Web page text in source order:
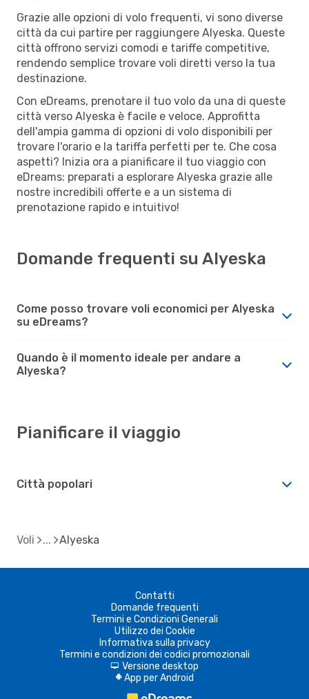
Grazie alle opzioni di volo frequenti, vi sono diverse
città da cui partire per raggiungere Alyeska. Queste
città offrono servizi comodi e tariffe competitive,
rendendo semplice trovare voli diretti verso la tua
destinazione.
Con eDreams, prenotare il tuo volo da una di queste
città verso Alyeska è facile e veloce. Approfitta
dell'ampia gamma di opzioni di volo disponibili per
trovare l'orario e la tariffa perfetti per te. Che cosa
aspetti? Inizia ora a pianificare il tuo viaggio con
eDreams: preparati a esplorare Alyeska grazie alle
nostre incredibili offerte e a un sistema di
prenotazione rapido e intuitivo!
Domande frequenti su Alyeska
Come posso trovare voli economici per Alyeska
su eDreams?
Quando è il momento ideale per andare a
Alyeska?
Pianificare il viaggio
Città popolari
Voli Alyeska
Contatti
Domande frequenti
Termini e Condizioni Generali
Utilizzo dei Cookie
Informativa sulla privacy
Termini e condizioni dei codici promozionali
d Versione desktop
A App per Android